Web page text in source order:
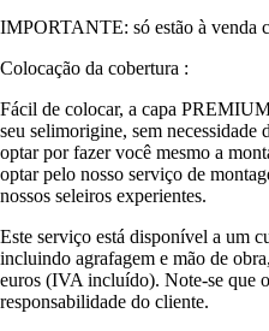
IMPORTANTE: só estão à venda
Colocação da cobertura :
Fácil de colocar, a capa
seu selimorigine, sem
optar por fazer você mesmo a
optar pelo nosso serviço de
nossos seleiros experientes.
Este serviço está disponível a um
incluindo agrafagem e mão de
euros (IVA incluído). Note-se que
responsabilidade do cliente.